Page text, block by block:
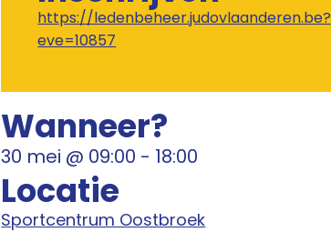
https://ledenbeheer.judovlaanderen.be?
eve=10857
Wanneer?
30 mei @ 09:00 - 18:00
Locatie
Sportcentrum Oostbroek